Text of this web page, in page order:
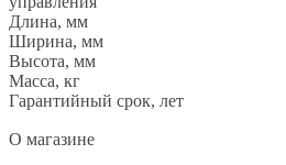
Длина, мм
Ширина, мм
Высота, мм
Масса, кг
Гарантийный срок, лет
O магазине